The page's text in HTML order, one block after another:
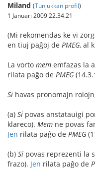
Miland (Tunjukkan profil)
1 Januari 2009 22.34.21
(Mi rekomendas ke vi
en tiuj paĝoj de PMEG, al
La vorto mem emfazas la
rilata paĝo de PMEG
Si havas pronomajn
(a) Si povas anstatauigi
klareco). Mem ne povas
Jen rilata paĝo de PMEG
(b) Si povas reprezenti la
frazo). Jen rilata paĝo de